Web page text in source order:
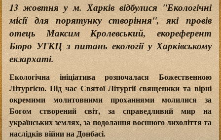
13 жовтня у м. Харків відбулися "Екологічні
місії для порятунку створіння", які провів
отець Максим Кролевський, екореферент
Бюро УГКЦ з питань екології у Харківському
екзархаті.
Екологічна ініціатива розпочалася Божественною
Літургією. Під час Святої Літургії священики та вірні
окремими молитовними проханнями молилися за
Богом створений світ, за справедливий мир на
українських землях, за подолання воєнного лихоліття та
наслідків війни на Донбасі.